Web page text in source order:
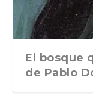
El bosque
de Pablo